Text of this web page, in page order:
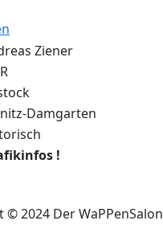
Ziener
Damgarten
!
© 2024 Der WaPPenSalon